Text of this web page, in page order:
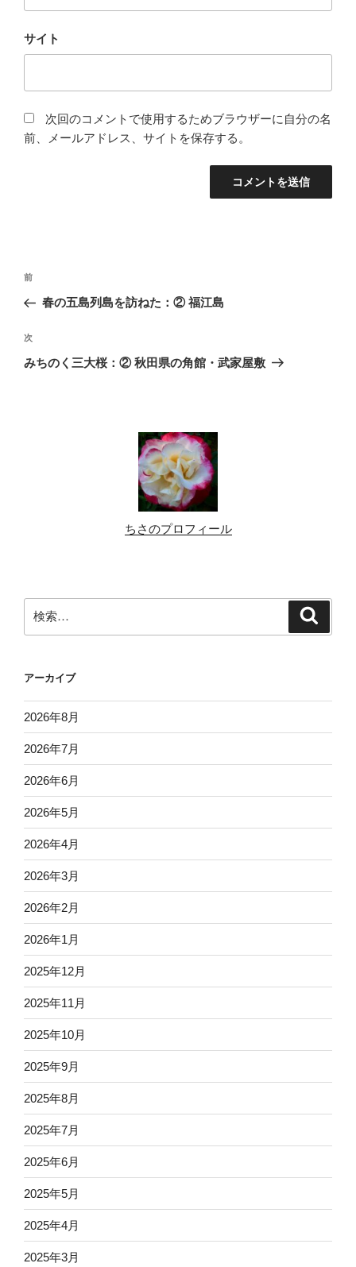
サイト
次回のコメントで使用するためブラウザーに自分の名
前、メールアドレス、サイトを保存する。
投
ナ
ビ
ゲ
前
の
稿
前
春の五島列島を訪ねた：② 福江島
次
の
次
みちのく三大桜：② 秋田県の角館・武家屋敷
ちさのプロフィール
索:
アーカイブ
2026年8月
2026年7月
2026年6月
2026年5月
2026年4月
2026年3月
2026年2月
2026年1月
2025年12月
2025年11月
2025年10月
2025年9月
2025年8月
2025年7月
2025年6月
2025年5月
2025年4月
2025年3月